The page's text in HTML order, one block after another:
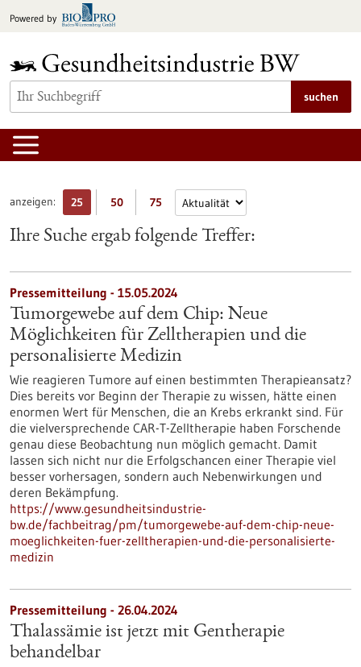
Inhalt
Powered by
suchen
anzeigen: 25 50 75
Ihre Suche ergab folgende Treffer:
Pressemitteilung - 15.05.2024
Tumorgewebe auf dem Chip: Neue
Möglichkeiten für Zelltherapien und die
personalisierte Medizin
Wie reagieren Tumore auf einen bestimmten Therapieansatz?
Dies bereits vor Beginn der Therapie zu wissen, hätte einen
enormen Wert für Menschen, die an Krebs erkrankt sind. Für
die vielversprechende CAR-T-Zelltherapie haben Forschende
genau diese Beobachtung nun möglich gemacht. Damit
lassen sich nicht nur die Erfolgschancen einer Therapie viel
besser vorhersagen, sondern auch Nebenwirkungen und
deren Bekämpfung.
https://www.gesundheitsindustrie-
bw.de/fachbeitrag/pm/tumorgewebe-auf-dem-chip-neue-
moeglichkeiten-fuer-zelltherapien-und-die-personalisierte-
medizin
Pressemitteilung - 26.04.2024
Thalassämie ist jetzt mit Gentherapie
behandelbar